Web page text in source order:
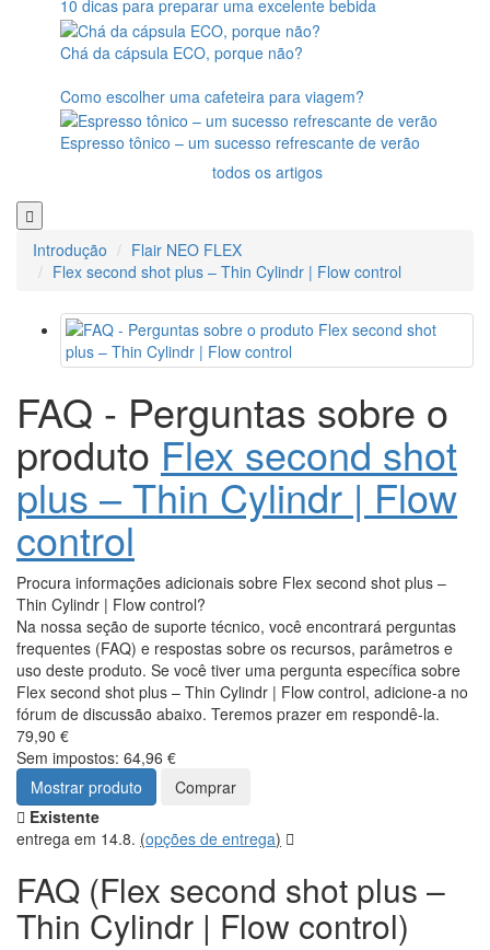
10 dicas para preparar uma excelente bebida
Chá da cápsula ECO, porque não?
Como escolher uma cafeteira para viagem?
Espresso tônico – um sucesso refrescante de verão
todos os artigos
Introdução
Flair NEO FLEX
Flex second shot plus – Thin Cylindr | Flow control
FAQ - Perguntas sobre o
produto Flex second shot
plus – Thin Cylindr | Flow
control
Procura informações adicionais sobre Flex second shot plus –
Thin Cylindr | Flow control?
Na nossa seção de suporte técnico, você encontrará perguntas
frequentes (FAQ) e respostas sobre os recursos, parâmetros e
uso deste produto. Se você tiver uma pergunta específica sobre
Flex second shot plus – Thin Cylindr | Flow control, adicione-a no
fórum de discussão abaixo. Teremos prazer em respondê-la.
79,90 €
Sem impostos: 64,96 €
Mostrar produto
Comprar
Existente
entrega em 14.8. (opções de entrega)
FAQ (Flex second shot plus –
Thin Cylindr | Flow control)